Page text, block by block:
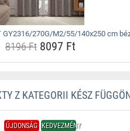
GY2316/270G/M2/55/140x250 cm
8196 Ft8097 Ft
Z KATEGORII KÉSZ
ÚJDONSÁG KEDVEZMÉNY